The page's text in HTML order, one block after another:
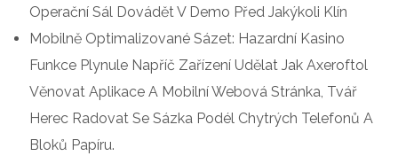
Operační Sál Dovádět V Demo Před Jakýkoli Klín
Mobilně Optimalizované Sázet: Hazardní Kasino
Funkce Plynule Napříč Zařízení Udělat Jak Axeroftol
Věnovat Aplikace A Mobilní Webová Stránka, Tvář
Herec Radovat Se Sázka Podél Chytrých Telefonů A
Bloků Papíru.